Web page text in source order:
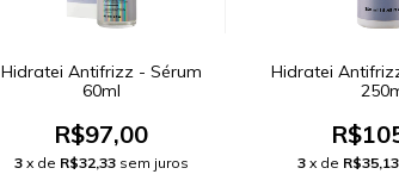
Hidratei Antifrizz - Sérum
60ml
R$97,00
3 x de R$32,33 sem juros
Hidratei
3 x de R$35,13